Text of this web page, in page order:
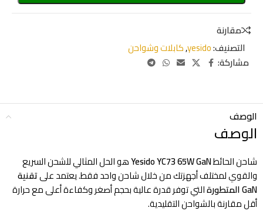
مقارنة
التصنيف:yesido
,كابلات وشواحن
مشاركة:
الوصف
الوصف
شاحن الحائطYesido YC73 65W GaNهو الحل المثالي للشحن السريع
والقوي لمختلف أجهزتك من خلال شاحن واحد فقط. يعتمد علىتقنية
GaN المتطورة
التي توفر قدرة عالية بحجم أصغر وكفاءة أعلى مع حرارة
أقل مقارنة بالشواحن التقليدية.